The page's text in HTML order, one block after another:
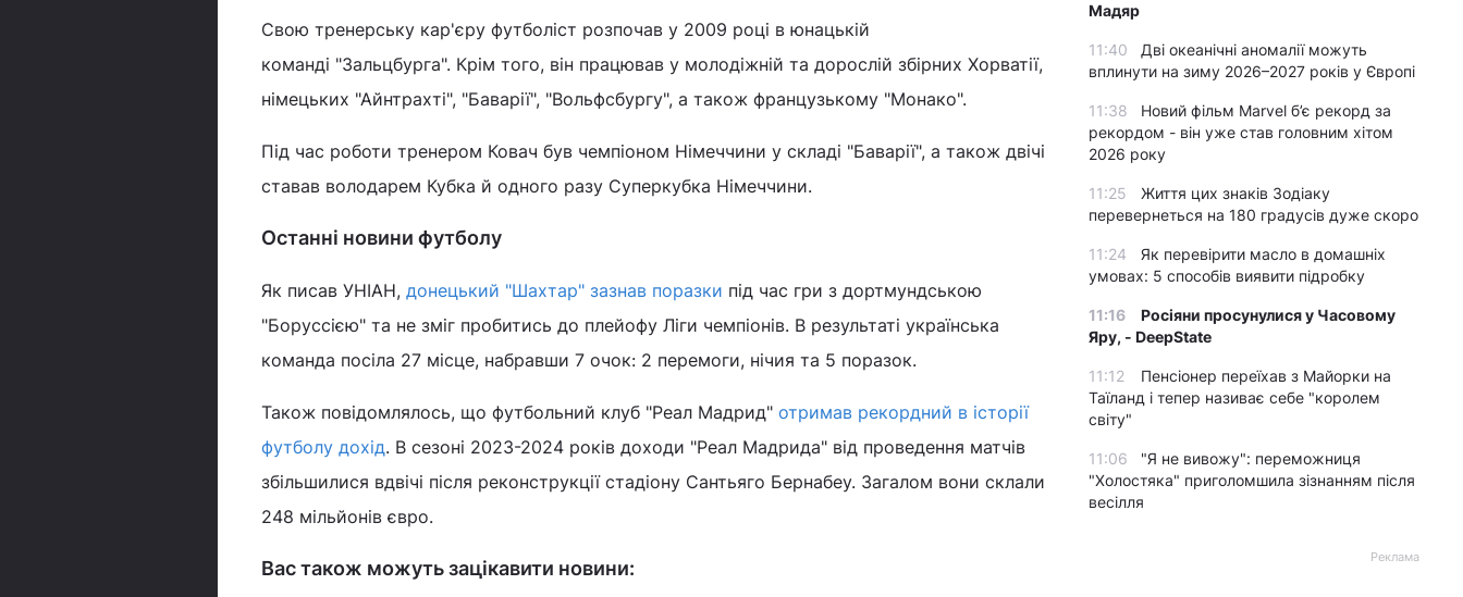
Свою тренерську кар'єру футболіст розпочав у 2009 році в юнацькій
команді "Зальцбурга". Крім того, він працював у молодіжній та дорослій збірних Хорватії,
німецьких "Айнтрахті", "Баварії", "Вольфсбургу", а також французькому "Монако".
Під час роботи тренером Ковач був чемпіоном Німеччини у складі "Баварії", а також двічі
ставав володарем Кубка й одного разу Суперкубка Німеччини.
Останні новини футболу
Як писав УНІАН, донецький "Шахтар" зазнав поразки під час гри з дортмундською
"Боруссією" та не зміг пробитись до плейофу Ліги чемпіонів. В результаті українська
команда посіла 27 місце, набравши 7 очок: 2 перемоги, нічия та 5 поразок.
Також повідомлялось, що футбольний клуб "Реал Мадрид" отримав рекордний в історії
футболу дохід. В сезоні 2023-2024 років доходи "Реал Мадрида" від проведення матчів
збільшилися вдвічі після реконструкції стадіону Сантьяго Бернабеу. Загалом вони склали
248 мільйонів євро.
Вас також можуть зацікавити новини:
Мадяр
11:40
Дві океанічні аномалії можуть
вплинути на зиму 2026–2027 років у Європі
11:38
Новий фільм Marvel б’є рекорд за
рекордом - він уже став головним хітом
2026 року
11:25
Життя цих знаків Зодіаку
перевернеться на 180 градусів дуже скоро
11:24
Як перевірити масло в домашніх
умовах: 5 способів виявити підробку
11:16
Росіяни просунулися у Часовому
Яру, - DeepState
11:12
Пенсіонер переїхав з Майорки на
Таїланд і тепер називає себе "королем
світу"
11:06
"Я не вивожу": переможниця
"Холостяка" приголомшила зізнанням після
весілля
Реклама